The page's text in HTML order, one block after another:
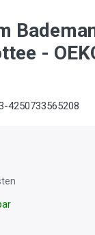
-
4250733565208